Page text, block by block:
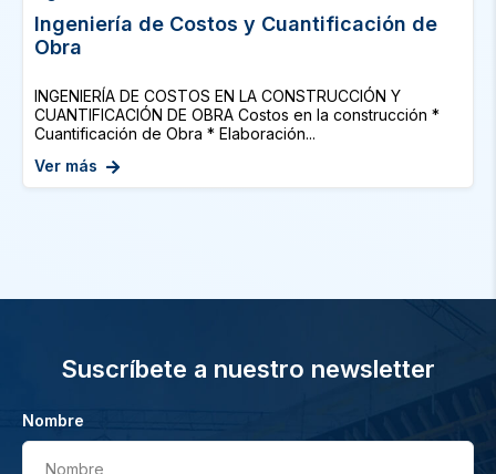
Ingeniería de Costos y Cuantificación de
Obra
INGENIERÍA DE COSTOS EN LA CONSTRUCCIÓN Y
CUANTIFICACIÓN DE OBRA Costos en la construcción *
Cuantificación de Obra * Elaboración...
Ver más
Suscríbete a nuestro newsletter
Nombre
Nombre